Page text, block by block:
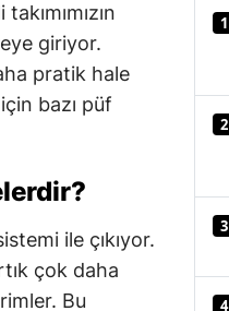
Isparta
Mersin
İzmir
Kastamonu
giriyor.
pratik hale
bazı püf
ile çıkıyor.
çok daha
Bu
1
2
3
4